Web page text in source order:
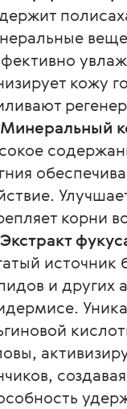
кожу
Минеральный
корни
Экстракт
и других